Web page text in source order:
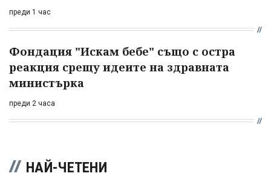
преди 1 час
Фондация "Искам бебе" също с остра
реакция срещу идеите на здравната
министърка
преди 2 часа
НАЙ-ЧЕТЕНИ